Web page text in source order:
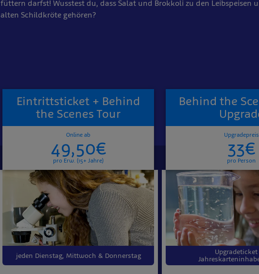
füttern darfst! Wusstest du, dass Salat und Brokkoli zu den Leibspeisen
alten Schildkröte gehören?
Eintrittsticket + Behind
the Scenes Tour
Online ab
49,50€
pro Erw. (15+ Jahre)
jeden Dienstag, Mittwoch & Donnerstag
Behind the
Upgradepreis
33€
pro Person